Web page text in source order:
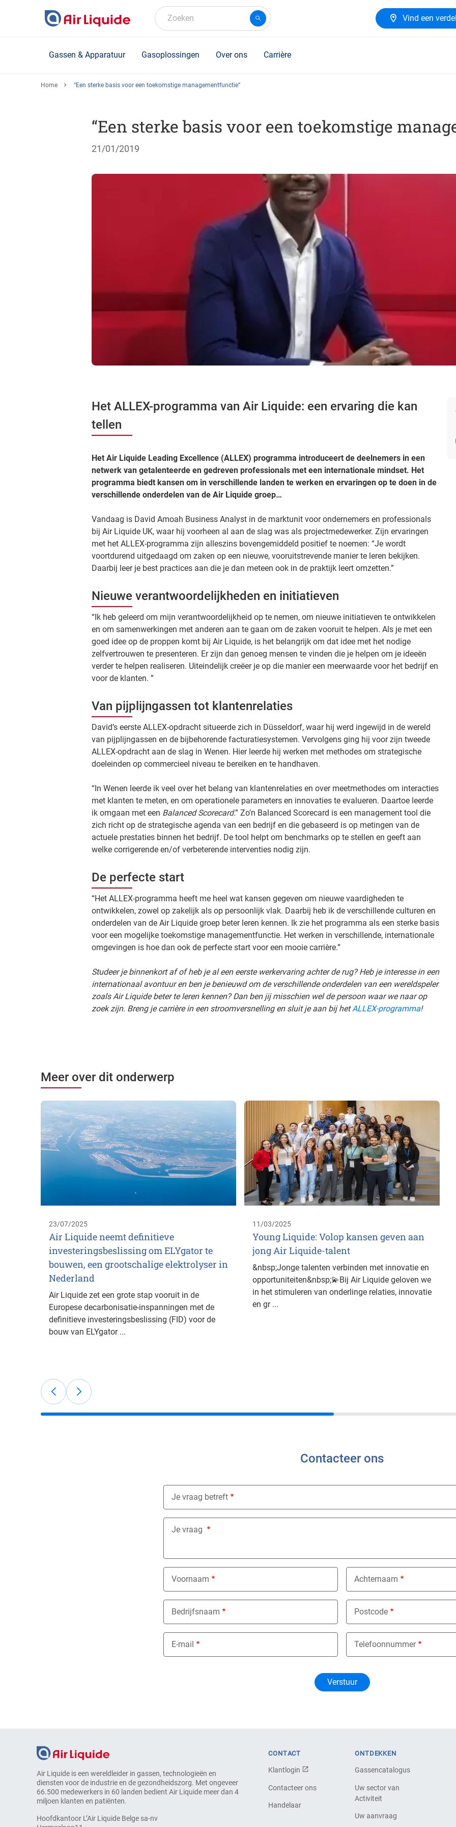
Zoeken Vind een
Gassen & Apparatuur Gasoplossingen Over ons Carrière
Home “Een sterke basis voor een toekomstige managementfunctie”
“Een sterke basis voor een toekomstige
21/01/2019
Het ALLEX-programma van Air Liquide: een ervaring die kan
tellen
Het Air Liquide Leading Excellence (ALLEX) programma introduceert de deelnemers in een
netwerk van getalenteerde en gedreven professionals met een internationale mindset. Het
programma biedt kansen om in verschillende landen te werken en ervaringen op te doen in de
verschillende onderdelen van de Air Liquide groep…
Vandaag is David Amoah Business Analyst in de marktunit voor ondernemers en professionals
bij Air Liquide UK, waar hij voorheen al aan de slag was als projectmedewerker. Zijn ervaringen
met het ALLEX-programma zijn alleszins bovengemiddeld positief te noemen: “Je wordt
voortdurend uitgedaagd om zaken op een nieuwe, vooruitstrevende manier te leren bekijken.
Daarbij leer je best practices aan die je dan meteen ook in de praktijk leert omzetten.”
Nieuwe verantwoordelijkheden en initiatieven
“Ik heb geleerd om mijn verantwoordelijkheid op te nemen, om nieuwe initiatieven te ontwikkelen
en om samenwerkingen met anderen aan te gaan om de zaken vooruit te helpen. Als je met een
goed idee op de proppen komt bij Air Liquide, is het belangrijk om dat idee met het nodige
zelfvertrouwen te presenteren. Er zijn dan genoeg mensen te vinden die je helpen om je ideeën
verder te helpen realiseren. Uiteindelijk creëer je op die manier een meerwaarde voor het bedrijf en
voor de klanten. ”
Van pijplijngassen tot klantenrelaties
David’s eerste ALLEX-opdracht situeerde zich in Düsseldorf, waar hij werd ingewijd in de wereld
van pijplijngassen en de bijbehorende facturatiesystemen. Vervolgens ging hij voor zijn tweede
ALLEX-opdracht aan de slag in Wenen. Hier leerde hij werken met methodes om strategische
doeleinden op commercieel niveau te bereiken en te handhaven.
“In Wenen leerde ik veel over het belang van klantenrelaties en over meetmethodes om interacties
met klanten te meten, en om operationele parameters en innovaties te evalueren. Daartoe leerde
ik omgaan met een Balanced Scorecard.” Zo’n Balanced Scorecard is een management tool die
zich richt op de strategische agenda van een bedrijf en die gebaseerd is op metingen van de
actuele prestaties binnen het bedrijf. De tool helpt om benchmarks op te stellen en geeft aan
welke corrigerende en/of verbeterende interventies nodig zijn.
De perfecte start
“Het ALLEX-programma heeft me heel wat kansen gegeven om nieuwe vaardigheden te
ontwikkelen, zowel op zakelijk als op persoonlijk vlak. Daarbij heb ik de verschillende culturen en
onderdelen van de Air Liquide groep beter leren kennen. Ik zie het programma als een sterke basis
voor een mogelijke toekomstige managementfunctie. Het werken in verschillende, internationale
omgevingen is hoe dan ook de perfecte start voor een mooie carrière.”
Studeer je binnenkort af of heb je al een eerste werkervaring achter de rug? Heb je interesse in een
internationaal avontuur en ben je benieuwd om de verschillende onderdelen van een wereldspeler
zoals Air Liquide beter te leren kennen? Dan ben jij misschien wel de persoon waar we naar op
zoek zijn. Breng je carrière in een stroomversnelling en sluit je aan bij hetALLEX-programma!
Meer over dit onderwerp
23/07/2025
Air Liquide neemt definitieve
investeringsbeslissing om ELYgator te
bouwen, een grootschalige elektrolyser in
Nederland
Air Liquide zet een grote stap vooruit in de
Europese decarbonisatie-inspanningen met de
definitieve investeringsbeslissing (FID) voor de
bouw van ELYgator ...
11/03/2025
Young Liquide: Volop kansen geven aan
jong Air Liquide-talent
&nbsp;Jonge talenten verbinden met innovatie en
opportuniteiten&nbsp;💫Bij Air Liquide geloven we
in het stimuleren van onderlinge relaties, innovatie
en gr ...
Contacteer ons
Je vraag betreft
Nothing selected
Je vraag
Voornaam Achternaam
Bedrijfsnaam Postcode
E-mail Telefoonnummer
Air Liquide is een wereldleider in gassen, technologieën en
diensten voor de industrie en de gezondheidszorg. Met ongeveer
66.500 medewerkers in 60 landen bedient Air Liquide meer dan 4
miljoen klanten en patiënten.
Hoofdkantoor L’Air Liquide Belge sa-nv
CONTACT
Klantlogin
Contacteer ons
Handelaar
ONTDEKKEN
Gassencatalogus
Uw sector van
Activiteit
Uw aanvraag